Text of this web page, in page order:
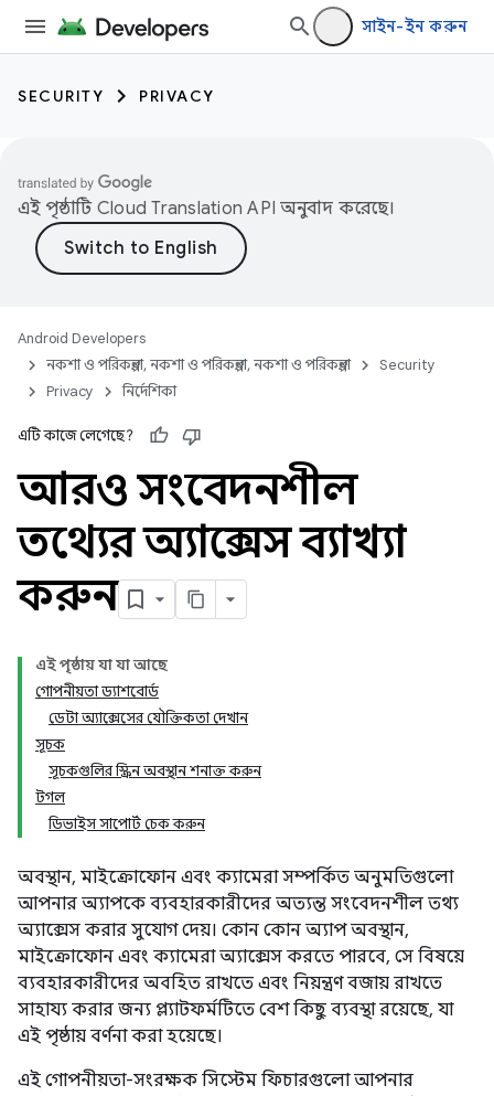
সাইন-ইন করুন
SECURITY PRIVACY
এই পৃষ্ঠাটি Cloud Translation API অনুবাদ করেছে।
Android Developers
নকশা ও পরিকল্পনা, নকশা ও পরিকল্পনা, নকশা ও পরিকল্পনা
Security
Privacy
নির্দেশিকা
এটি কাজে লেগেছে?
আরও সংবেদনশীল
তথ্যের অ্যাক্সেস ব্যাখ্যা
করুন
এই পৃষ্ঠায় যা যা আছে
গোপনীয়তা ড্যাশবোর্ড
ডেটা অ্যাক্সেসের যৌক্তিকতা দেখান
সূচক
সূচকগুলির স্ক্রিন অবস্থান শনাক্ত করুন
টগল
ডিভাইস সাপোর্ট চেক করুন
অবস্থান, মাইক্রোফোন এবং ক্যামেরা সম্পর্কিত অনুমতিগুলো
আপনার অ্যাপকে ব্যবহারকারীদের অত্যন্ত সংবেদনশীল তথ্য
অ্যাক্সেস করার সুযোগ দেয়। কোন কোন অ্যাপ অবস্থান,
মাইক্রোফোন এবং ক্যামেরা অ্যাক্সেস করতে পারবে, সে বিষয়ে
ব্যবহারকারীদের অবহিত রাখতে এবং নিয়ন্ত্রণ বজায় রাখতে
সাহায্য করার জন্য প্ল্যাটফর্মটিতে বেশ কিছু ব্যবস্থা রয়েছে, যা
এই পৃষ্ঠায় বর্ণনা করা হয়েছে।
এই গোপনীয়তা-সংরক্ষক সিস্টেম ফিচারগুলো আপনার